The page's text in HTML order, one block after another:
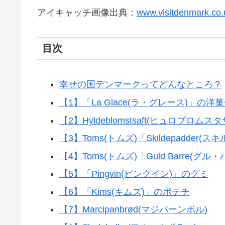
アイキャッチ画像出典：
目次
幸せの国デンマークってどんなところ？
【1】「La Glace(ラ・グレース)」の洋
【2】Hyldeblomstsaft(ヒュロブロムスタ
【3】Toms(トムズ)「Skildepadder(スキ
【4】Toms(トムズ)「Guld Barre(グル・
【5】「Pingvin(ピングイン)」のグミ
【6】「Kims(キムズ)」のポテチ
【7】Marcipanbrød(マジパーンボル)